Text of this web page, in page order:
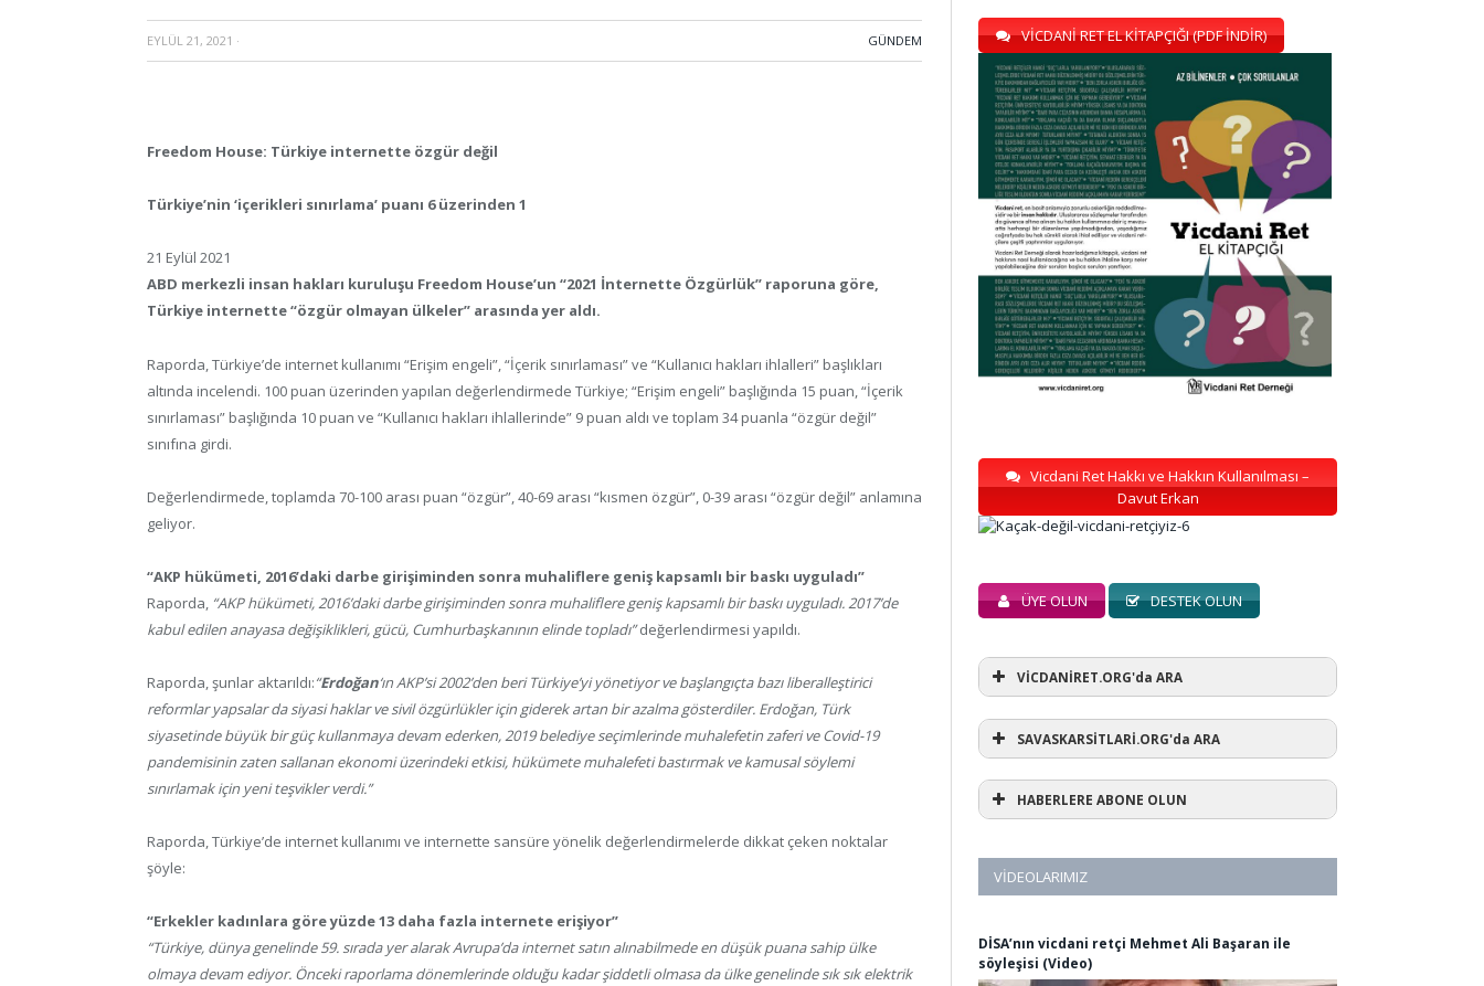
EYLÜL 21, 2021 · GÜNDEM
Freedom House: Türkiye internette özgür değil
Türkiye’nin ‘içerikleri sınırlama’ puanı 6 üzerinden 1
21 Eylül 2021
ABD merkezli insan hakları kuruluşu Freedom House’un “2021 İnternette Özgürlük” raporuna göre,
Türkiye internette “özgür olmayan ülkeler” arasında yer aldı.
Raporda, Türkiye’de internet kullanımı “Erişim engeli”, “İçerik sınırlaması” ve “Kullanıcı hakları ihlalleri” başlıkları
altında incelendi. 100 puan üzerinden yapılan değerlendirmede Türkiye; “Erişim engeli” başlığında 15 puan, “İçerik
sınırlaması” başlığında 10 puan ve “Kullanıcı hakları ihlallerinde” 9 puan aldı ve toplam 34 puanla “özgür değil”
sınıfına girdi.
Değerlendirmede, toplamda 70-100 arası puan “özgür”, 40-69 arası “kısmen özgür”, 0-39 arası “özgür değil” anlamına
geliyor.
“AKP hükümeti, 2016’daki darbe girişiminden sonra muhaliflere geniş kapsamlı bir baskı uyguladı”
Raporda, “AKP hükümeti, 2016’daki darbe girişiminden sonra muhaliflere geniş kapsamlı bir baskı uyguladı. 2017’de
kabul edilen anayasa değişiklikleri, gücü, Cumhurbaşkanının elinde topladı”değerlendirmesi yapıldı.
Raporda, şunlar aktarıldı:“Erdoğan‘ın AKP’si 2002’den beri Türkiye’yi yönetiyor ve başlangıçta bazı liberalleştirici
reformlar yapsalar da siyasi haklar ve sivil özgürlükler için giderek artan bir azalma gösterdiler. Erdoğan, Türk
siyasetinde büyük bir güç kullanmaya devam ederken, 2019 belediye seçimlerinde muhalefetin zaferi ve Covid-19
pandemisinin zaten sallanan ekonomi üzerindeki etkisi, hükümete muhalefeti bastırmak ve kamusal söylemi
sınırlamak için yeni teşvikler verdi.”
Raporda, Türkiye’de internet kullanımı ve internette sansüre yönelik değerlendirmelerde dikkat çeken noktalar
şöyle:
“Erkekler kadınlara göre yüzde 13 daha fazla internete erişiyor”
“Türkiye, dünya genelinde 59. sırada yer alarak Avrupa’da internet satın alınabilmede en düşük puana sahip ülke
olmaya devam ediyor. Önceki raporlama dönemlerinde olduğu kadar şiddetli olmasa da ülke genelinde sık sık elektrik
VİCDANİ RET EL KİTAPÇIĞI (PDF İNDİR)
Vicdani Ret Hakkı ve Hakkın Kullanılması –
Davut Erkan
ÜYE OLUN DESTEK OLUN
VİCDANİRET.ORG'da ARA
SAVASKARSİTLARİ.ORG'da ARA
HABERLERE ABONE OLUN
VIDEOLARIMIZ
DİSA’nın vicdani retçi Mehmet Ali Başaran ile
söyleşisi (Video)